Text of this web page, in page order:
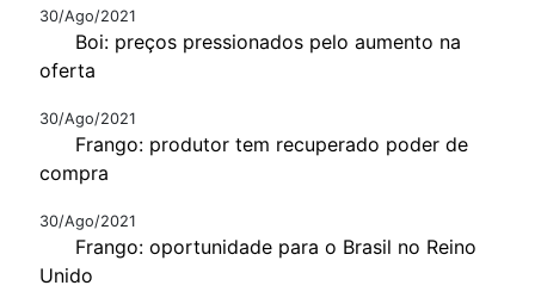
30/Ago/2021
Boi: preços pressionados pelo aumento na
oferta
30/Ago/2021
Frango: produtor tem recuperado poder de
compra
30/Ago/2021
Frango: oportunidade para o Brasil no Reino
Unido